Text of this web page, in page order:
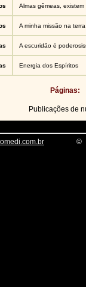
Almas gêmeas,
A minha missão na terra
A escuridão é
Energia dos Espíritos
Páginas:
Publicações de
©